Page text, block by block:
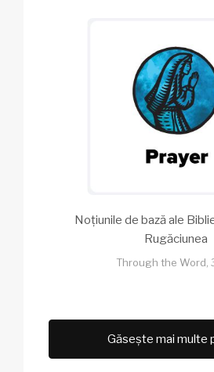
Noțiunile de bază ale
Rugăciunea
Through the Word,
Găsește mai multe